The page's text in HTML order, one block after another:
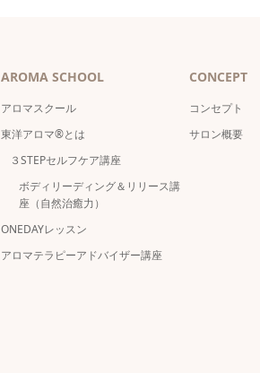
AROMA SCHOOL
アロマスクール
東洋アロマ®とは
３STEPセルフケア講座
ボディリーディング＆リリース講
座（自然治癒力）
ONEDAYレッスン
アロマテラピーアドバイザー講座
CONCEPT
コンセプト
サロン概要